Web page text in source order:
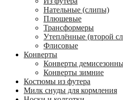
Нательные (слипы)
Плюшевые
Трансформеры
Утеплённые (второй
Флисовые
Конверты
Конверты
Конверты зимние
Костюмы из футера
Милк снуды для кормления